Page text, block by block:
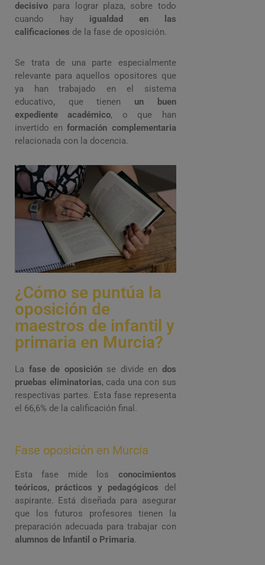
decisivo para lograr plaza, sobre todo
cuando hay igualdad en las
calificaciones de la fase de oposición.
Se trata de una parte especialmente
relevante para aquellos opositores que
ya han trabajado en el sistema
educativo, que tienen un buen
expediente académico, o que han
invertido enformación complementaria
relacionada con la docencia.
¿Cómo se puntúa la
oposición de
maestros de infantil y
primaria en Murcia?
La fase de oposiciónse divide en dos
pruebas eliminatorias, cada una con sus
respectivas partes. Esta fase representa
el 66,6% de la calificación final.
Fase oposición en Murcia
Esta fase mide los conocimientos
teóricos, prácticos y pedagógicos del
aspirante. Está diseñada para asegurar
que los futuros profesores tienen la
preparación adecuada para trabajar con
alumnos de Infantil o Primaria.